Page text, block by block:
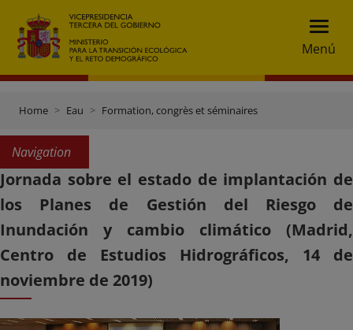
Menú
Home Eau Formation, congrès et séminaires
Navigation
Jornada sobre el estado de implantación de
los Planes de Gestión del Riesgo de
Inundación y cambio climático (Madrid,
Centro de Estudios Hidrográficos, 14 de
noviembre de 2019)